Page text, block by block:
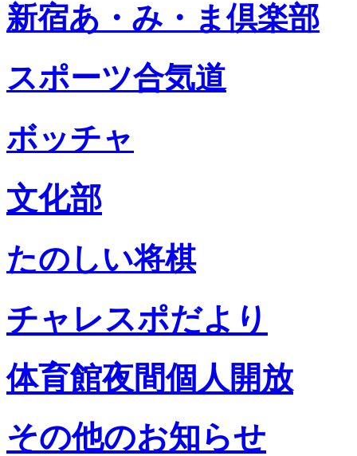
新宿あ・み・ま倶楽部
スポーツ合気道
ボッチャ
文化部
たのしい将棋
チャレスポだより
体育館夜間個人開放
その他のお知らせ